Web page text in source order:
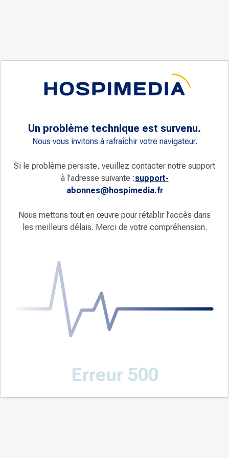
Un problème technique est survenu.
Nous vous invitons à rafraîchir votre navigateur.
Si le problème persiste, veuillez contacter notre support
à l’adresse suivante :support-
abonnes@hospimedia.fr
Nous mettons tout en œuvre pour rétablir l’accès dans
les meilleurs délais. Merci de votre compréhension.
Erreur 500